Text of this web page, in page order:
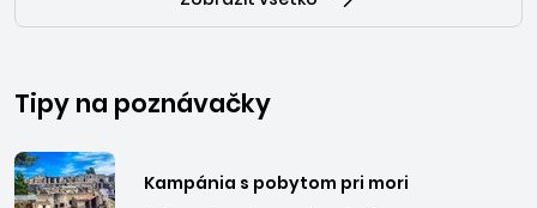
Tipy na poznávačky
Kampánia s pobytom pri mori